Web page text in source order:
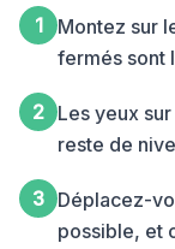
1
Montez sur
fermés sont
2 Les yeux
reste de
3 Déplacez-
possible, et